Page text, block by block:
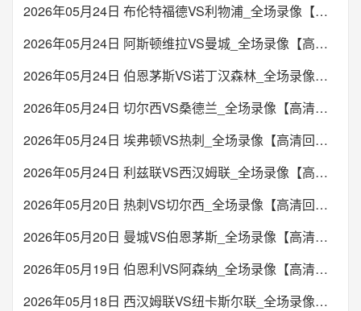
2026年05月24日 布伦特福德VS利物浦_全场录像【高清回放】
2026年05月24日 阿斯顿维拉VS曼城_全场录像【高清回放】
2026年05月24日 伯恩茅斯VS诺丁汉森林_全场录像【高清回放】
2026年05月24日 切尔西VS桑德兰_全场录像【高清回放】
2026年05月24日 埃弗顿VS热刺_全场录像【高清回放】
2026年05月24日 利兹联VS西汉姆联_全场录像【高清回放】
2026年05月20日 热刺VS切尔西_全场录像【高清回放】
2026年05月20日 曼城VS伯恩茅斯_全场录像【高清回放】
2026年05月19日 伯恩利VS阿森纳_全场录像【高清回放】
2026年05月18日 西汉姆联VS纽卡斯尔联_全场录像【高清回放】